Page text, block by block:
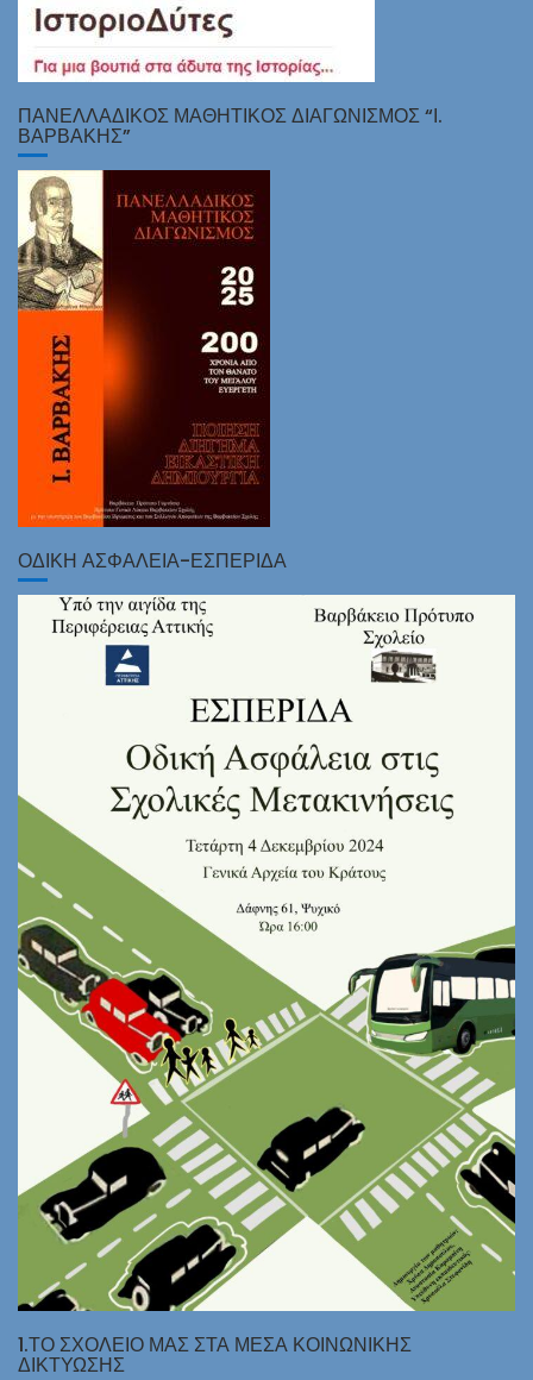
ΠΑΝΕΛΛΑΔΙΚΌΣ ΜΑΘΗΤΙΚΌΣ ΔΙΑΓΩΝΙΣΜΌΣ “Ι.
ΒΑΡΒΆΚΗΣ”
ΟΔΙΚΗ ΑΣΦΑΛΕΙΑ-ΕΣΠΕΡΙΔΑ
1.ΤΟ ΣΧΟΛΕΙΟ ΜΑΣ ΣΤΑ ΜΕΣΑ ΚΟΙΝΩΝΙΚΗΣ
ΔΙΚΤΥΩΣΗΣ